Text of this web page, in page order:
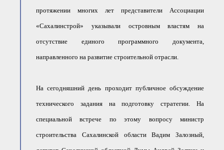
протяжении многих лет представители Ассоциации
«Сахалинстрой» указывали островным властям на
отсутствие единого программного документа,
направленного на развитие строительной отрасли.
На сегодняшний день проходит публичное обсуждение
технического задания на подготовку стратегии. На
специальной встрече по этому вопросу министр
строительства Сахалинской области Вадим Залозный,